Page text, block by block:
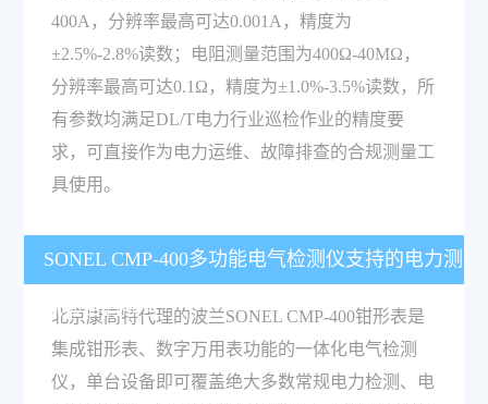
400A，分辨率最高可达0.001A，精度为
±2.5%-2.8%读数；电阻测量范围为400Ω-40MΩ，
分辨率最高可达0.1Ω，精度为±1.0%-3.5%读数，所
有参数均满足DL/T电力行业巡检作业的精度要
求，可直接作为电力运维、故障排查的合规测量工
具使用。
SONEL CMP-400多功能电气检测仪支持的电力测
试项目有哪些？
北京康高特代理的波兰SONEL CMP-400钳形表是
集成钳形表、数字万用表功能的一体化电气检测
仪，单台设备即可覆盖绝大多数常规电力检测、电